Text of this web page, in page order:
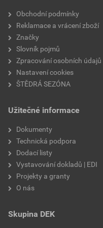
Velikost
faktor difuzního odporu
materiálová báze
Obchodní podmínky
Reklamace a vrácení zboží
Značky
Slovník pojmů
Zpracování osobních údajů
Nastavení cookies
ŠTĚDRÁ SEZÓNA
Užitečné informace
Dokumenty
Technická podpora
Dodací listy
Vystavování dokladů | EDI
Projekty a granty
O nás
Skupina DEK